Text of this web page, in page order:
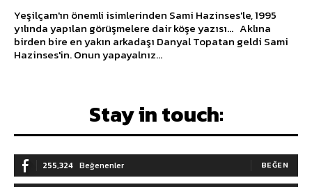
Yeşilçam'ın önemli isimlerinden Sami Hazinses'le, 1995
yılında yapılan görüşmelere dair köşe yazısı... Aklına
birden bire en yakın arkadaşı Danyal Topatan geldi Sami
Hazinses'in. Onun yapayalnız...
Stay in touch:
255,324 Beğenenler BEĞEN